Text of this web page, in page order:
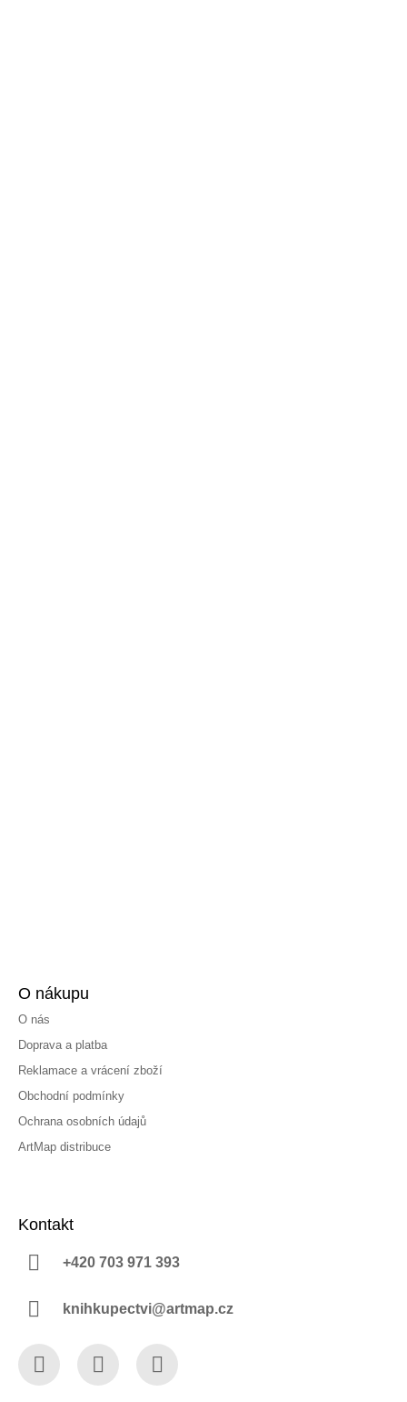
O nákupu
O nás
Doprava a platba
Reklamace a vrácení zboží
Obchodní podmínky
Ochrana osobních údajů
ArtMap distribuce
Kontakt
+420 703 971 393
knihkupectvi@artmap.cz